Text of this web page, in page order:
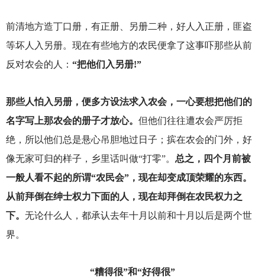
前清地方造丁口册，有正册、另册二种，好人入正册，匪盗
等坏人入另册。现在有些地方的农民便拿了这事吓那些从前
反对农会的人： “把他们入另册!”
那些人怕入另册，便多方设法求入农会，一心要想把他们的
名字写上那农会的册子才放心。 但他们往往遭农会严厉拒
绝，所以他们总是悬心吊胆地过日子；摈在农会的门外，好
像无家可归的样子，乡里话叫做“打零”。 总之，四个月前被
一般人看不起的所谓“农民会”，现在却变成顶荣耀的东西。
从前拜倒在绅士权力下面的人，现在却拜倒在农民权力之
下。 无论什么人，都承认去年十月以前和十月以后是两个世
界。
“糟得很”和“好得很”